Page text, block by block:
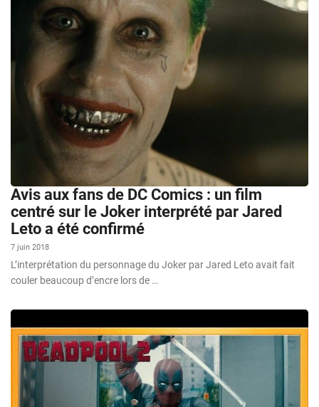
Avis aux fans de DC Comics : un film
centré sur le Joker interprété par Jared
Leto a été confirmé
7 juin 2018
L’interprétation du personnage du Joker par Jared Leto avait fait
couler beaucoup d’encre lors de …